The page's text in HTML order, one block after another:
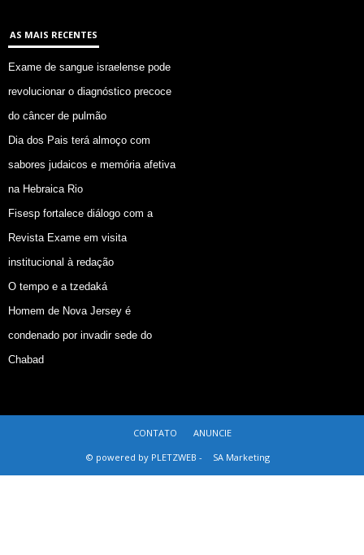
AS MAIS RECENTES
Exame de sangue israelense pode
revolucionar o diagnóstico precoce
do câncer de pulmão
Dia dos Pais terá almoço com
sabores judaicos e memória afetiva
na Hebraica Rio
Fisesp fortalece diálogo com a
Revista Exame em visita
institucional à redação
O tempo e a tzedaká
Homem de Nova Jersey é
condenado por invadir sede do
Chabad
CONTATO
ANUNCIE
© powered by PLETZWEB -
SA Marketing